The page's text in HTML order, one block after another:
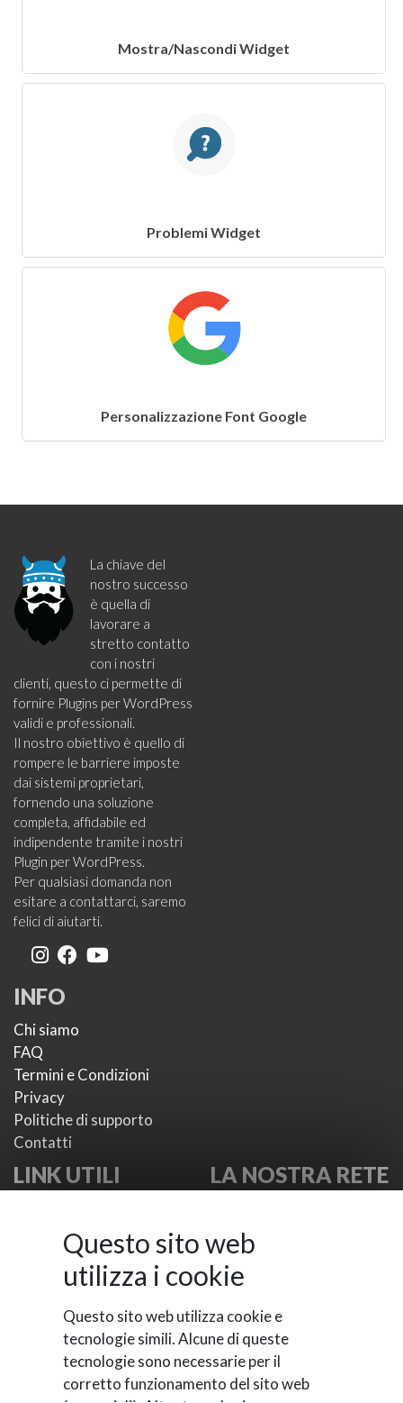
Mostra/Nascondi Widget
Problemi Widget
Personalizzazione Font Google
La chiave del
nostro successo
è quella di
lavorare a
stretto contatto
con i nostri
clienti, questo ci permette di
fornire Plugins per WordPress
validi e professionali.
Il nostro obiettivo è quello di
rompere le barriere imposte
dai sistemi proprietari,
fornendo una soluzione
completa, affidabile ed
indipendente tramite i nostri
Plugin per WordPress.
Per qualsiasi domanda non
esitare a contattarci, saremo
felici di aiutarti.
INFO
Chi siamo
FAQ
Termini e Condizioni
Privacy
Politiche di supporto
Contatti
LINK UTILI
I nostri temi
Metodi di pagamento
Provider di SMS
Support Board
LA NOSTRA RETE
Extensionsforjoomla.com
e4jConnect.com
Questo sito web
utilizza i cookie
Questo sito web utilizza cookie e
tecnologie simili. Alcune di queste
tecnologie sono necessarie per il
corretto funzionamento del sito web